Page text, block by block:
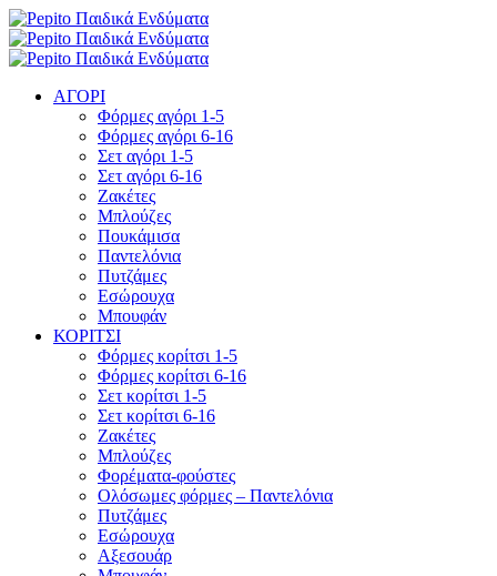
ΑΓΟΡΙ
Φόρμες αγόρι 1-5
Φόρμες αγόρι 6-16
Σετ αγόρι 1-5
Σετ αγόρι 6-16
Ζακέτες
Μπλούζες
Πουκάμισα
Παντελόνια
Πυτζάμες
Εσώρουχα
Μπουφάν
ΚΟΡΙΤΣΙ
Φόρμες κορίτσι 1-5
Φόρμες κορίτσι 6-16
Σετ κορίτσι 1-5
Σετ κορίτσι 6-16
Ζακέτες
Μπλούζες
Φορέματα-φούστες
Ολόσωμες φόρμες – Παντελόνια
Πυτζάμες
Εσώρουχα
Αξεσουάρ